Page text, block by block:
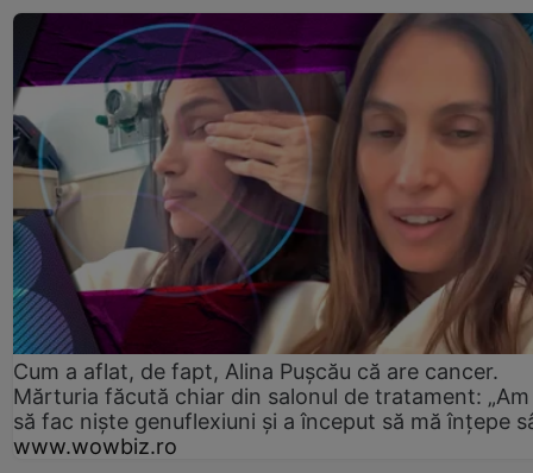
Cum a aflat, de fapt, Alina Pușcău că are cancer.
Mărturia făcută chiar din salonul de tratament:
să fac niște genuflexiuni și a început să mă înțepe
www.wowbiz.ro